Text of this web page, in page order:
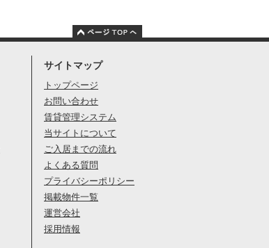
サイトマップ
トップページ
お問い合わせ
賃貸管理システム
当サイトについて
ご入居までの流れ
よくある質問
プライバシーポリシー
掲載物件一覧
運営会社
採用情報